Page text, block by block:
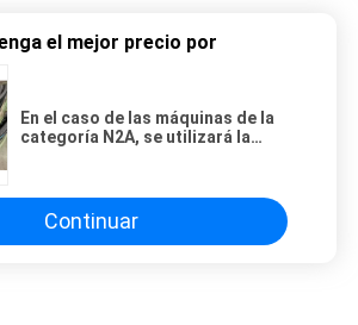
el mejor precio por
En el caso de las máquinas de la
categoría N2A, se utilizará la
Continuar